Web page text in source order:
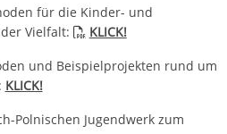
für die Kinder- und
Vielfalt:
KLICK!
und Beispielprojekten rund um
KLICK!
Polnischen Jugendwerk zum